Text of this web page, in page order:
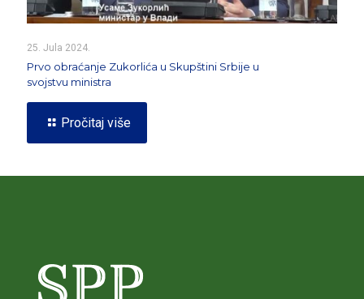
25. Jula 2024.
Prvo obraćanje Zukorlića u Skupštini Srbije u
svojstvu ministra
Pročitaj više